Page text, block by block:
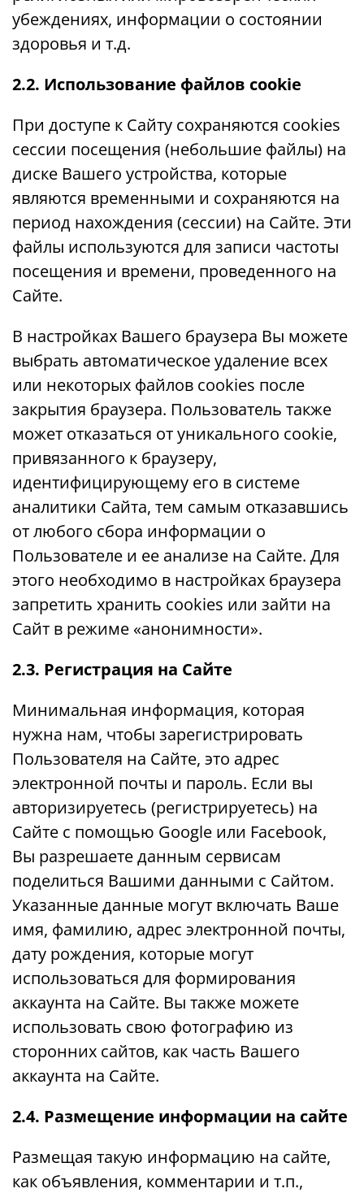
убеждениях, информации о состоянии
здоровья и т.д.
2.2. Использование файлов cookie
При доступе к Сайту сохраняются cookies
сессии посещения (небольшие файлы) на
диске Вашего устройства, которые
являются временными и сохраняются на
период нахождения (сессии) на Сайте. Эти
файлы используются для записи частоты
посещения и времени, проведенного на
Сайте.
В настройках Вашего браузера Вы можете
выбрать автоматическое удаление всех
или некоторых файлов cookies после
закрытия браузера. Пользователь также
может отказаться от уникального cookie,
привязанного к браузеру,
идентифицирующему его в системе
аналитики Сайта, тем самым отказавшись
от любого сбора информации о
Пользователе и ее анализе на Сайте. Для
этого необходимо в настройках браузера
запретить хранить cookies или зайти на
Сайт в режиме «анонимности».
2.3. Регистрация на Сайте
Минимальная информация, которая
нужна нам, чтобы зарегистрировать
Пользователя на Сайте, это адрес
электронной почты и пароль. Если вы
авторизируетесь (регистрируетесь) на
Сайте с помощью Google или Facebook,
Вы разрешаете данным сервисам
поделиться Вашими данными с Сайтом.
Указанные данные могут включать Ваше
имя, фамилию, адрес электронной почты,
дату рождения, которые могут
использоваться для формирования
аккаунта на Сайте. Вы также можете
использовать свою фотографию из
сторонних сайтов, как часть Вашего
аккаунта на Сайте.
2.4. Размещение информации на сайте
Размещая такую информацию на сайте,
как объявления, комментарии и т.п.,